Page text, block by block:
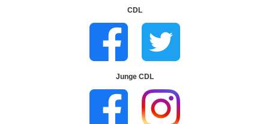
CDL
Junge CDL